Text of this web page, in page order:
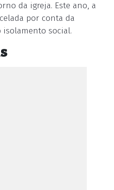
da igreja. Este ano, a
por conta da
isolamento social.